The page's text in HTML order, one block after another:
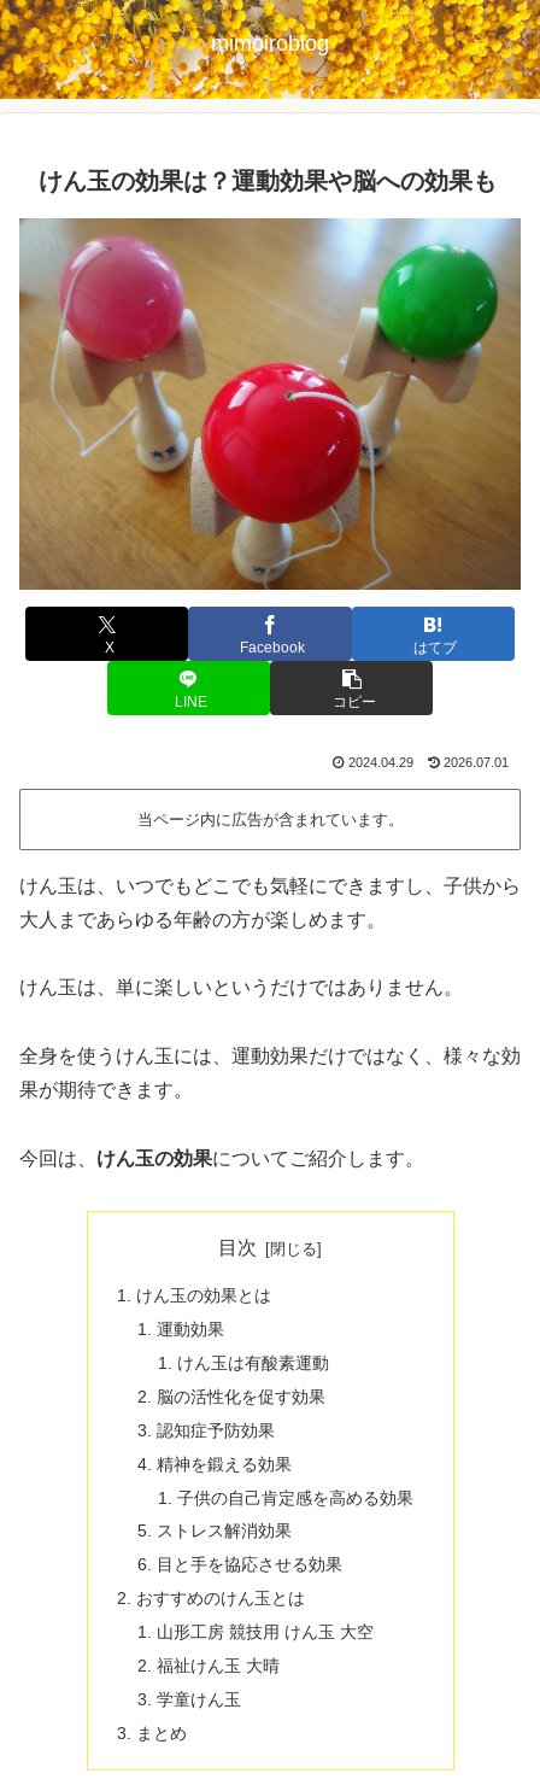
mimoiroblog
けん玉の効果は？運動効果や脳への効果も
X Facebook はてブ
LINE コピー
2024.04.29 2026.07.01
当ページ内に広告が含まれています。
けん玉は、いつでもどこでも気軽にできますし、子供から
大人まであらゆる年齢の方が楽しめます。
けん玉は、単に楽しいというだけではありません。
全身を使うけん玉には、運動効果だけではなく、様々な効
果が期待できます。
今回は、 けん玉の効果についてご紹介します。
目次
けん玉の効果とは
運動効果
けん玉は有酸素運動
脳の活性化を促す効果
認知症予防効果
精神を鍛える効果
子供の自己肯定感を高める効果
ストレス解消効果
目と手を協応させる効果
おすすめのけん玉とは
山形工房 競技用 けん玉 大空
福祉けん玉 大晴
学童けん玉
まとめ